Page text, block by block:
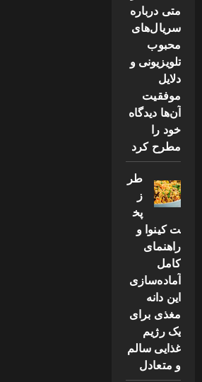
متی درباره
سریال‌های
محبوب
تلویزیونی و
دلایل
موفقیت
آن‌ها دیدگاه
خود را
مطرح کرد
طر
ز
پخ
ت کینوا و
راهنمای
کامل
آماده‌سازی
این دانه
مغذی برای
یک رژیم
غذایی سالم
و متعادل